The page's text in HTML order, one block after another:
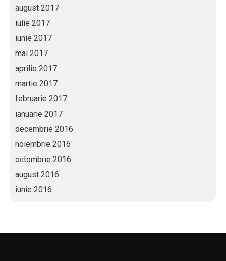
august 2017
iulie 2017
iunie 2017
mai 2017
aprilie 2017
martie 2017
februarie 2017
ianuarie 2017
decembrie 2016
noiembrie 2016
octombrie 2016
august 2016
iunie 2016